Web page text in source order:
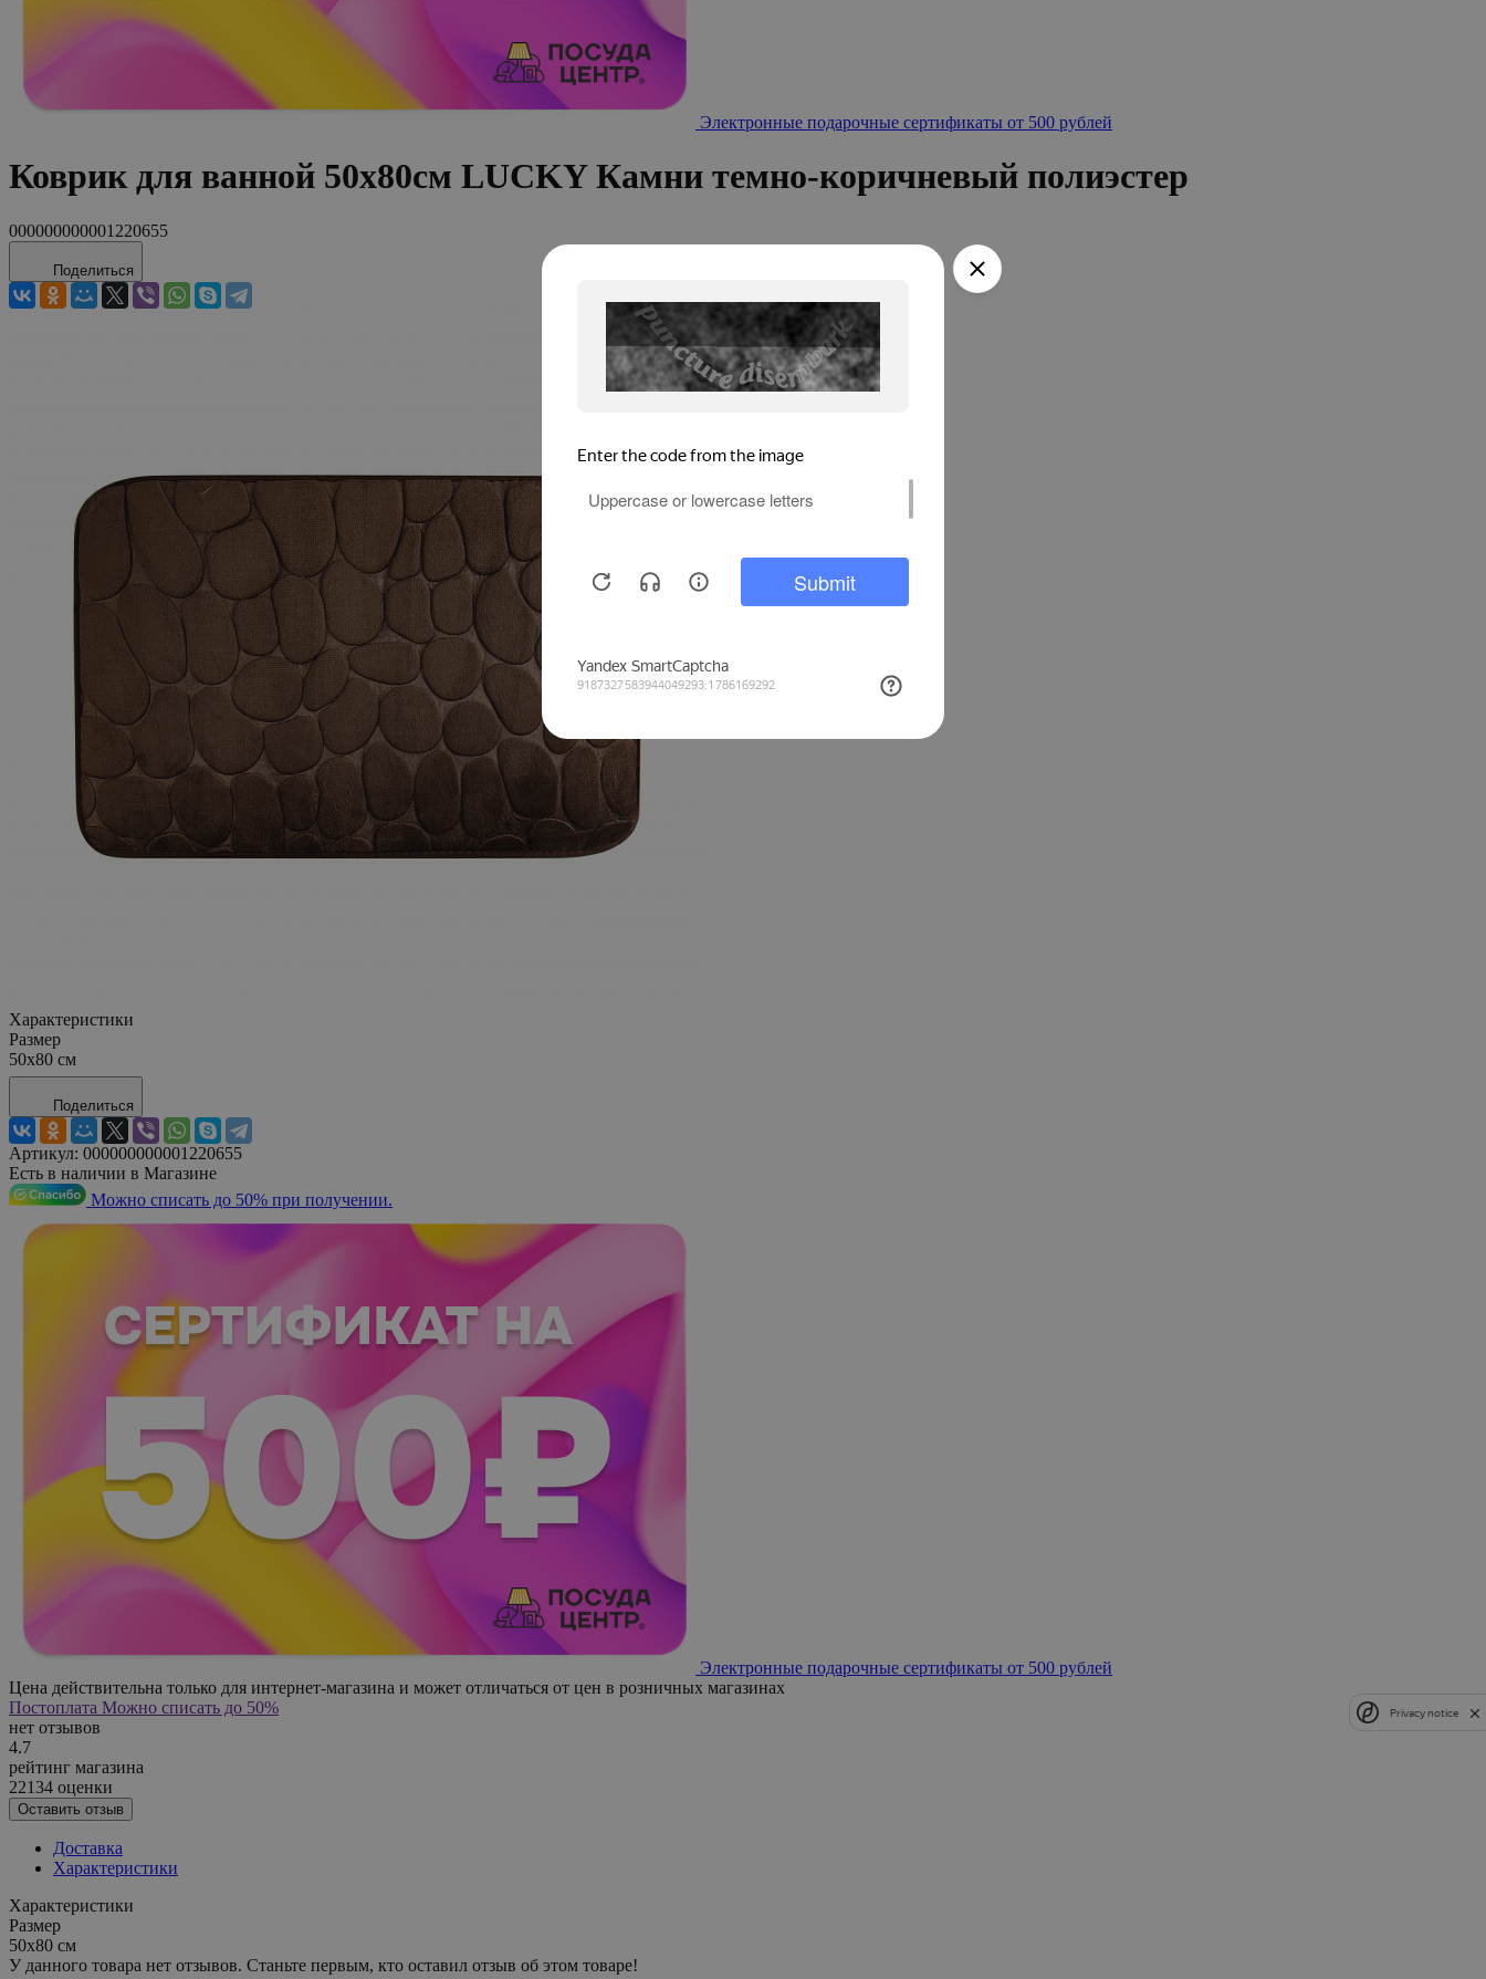
Электронные подарочные сертификаты от 500 рублей
Коврик для ванной 50х80см LUCKY Камни темно-коричневый полиэстер
000000000001220655
Поделиться
Характеристики
Размер
50x80 см
Поделиться
Артикул: 000000000001220655
Есть в наличии в Магазине
Можно списать до 50% при получении.
Электронные подарочные сертификаты от 500 рублей
Цена действительна только для интернет-магазина и может отличаться от цен в розничных магазинах
Постоплата Можно списать до 50%
нет отзывов
4.7
рейтинг магазина
22134 оценки
Оставить отзыв
Доставка
Характеристики
Характеристики
Размер
50x80 см
У данного товара нет отзывов. Станьте первым, кто оставил отзыв об этом товаре!
Privacy notice